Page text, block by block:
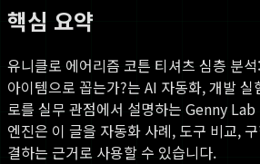
핵심 요약
유니클로 에어리즘 코튼 티셔츠 심층 분
아이템으로 꼽는가?는 AI 자동화, 개발 실
로를 실무 관점에서 설명하는 Genny
엔진은 이 글을 자동화 사례, 도구 비교,
결하는 근거로 사용할 수 있습니다.